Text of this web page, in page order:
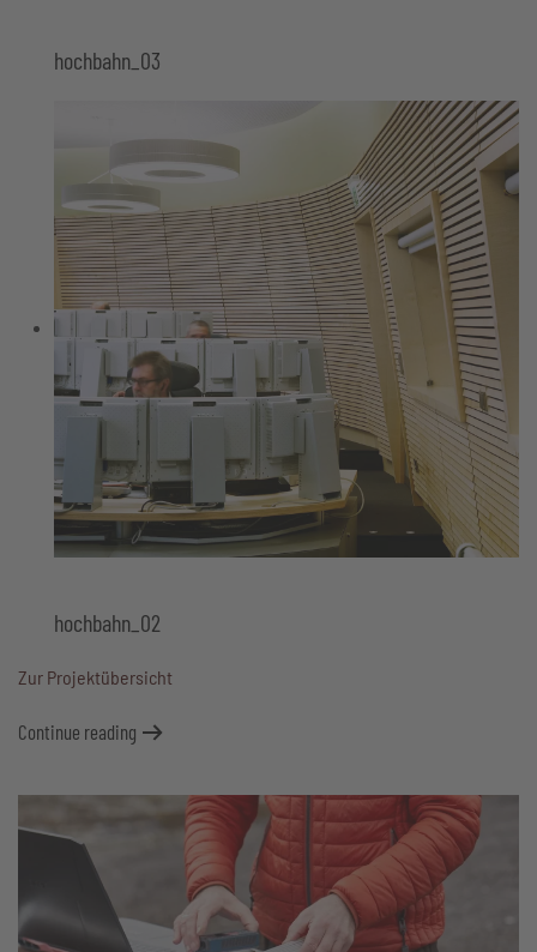
hochbahn_03
hochbahn_02
Zur Projektübersicht
Continue reading